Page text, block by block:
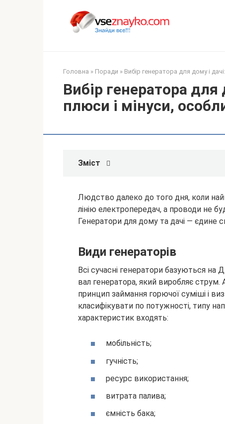
Головна » Поради » Вибір генератора для дому і
Вибір генератора для
плюси і мінуси,
Зміст
Людство далеко до того дня, коли
лінію електропередач, а проводи не
Генератори для дому та дачі — єдине
Види генераторів
Всі сучасні генератори базуються на
вал генератора, який виробляє струм.
принцип займання горючої суміші і
класифікувати по потужності, типу
характеристик входять:
мобільність;
гучність;
ресурс використання;
витрата палива;
ємність бака;